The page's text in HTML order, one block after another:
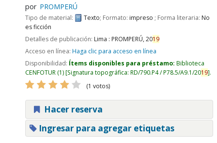
por PROMPERÚ
Tipo de material: Texto; Formato: impreso ; Forma literaria: No
es ficción
Detalles de publicación: Lima : PROMPERÚ,2019
Acceso en línea: Haga clic para acceso en línea
Disponibilidad: Ítems disponibles para préstamo: Biblioteca
CENFOTUR(1) Signatura topográfica: RD/790.P4 / P78.5/A9.1/2019 .
(1 votos)
Hacer reserva
Ingresar para agregar etiquetas